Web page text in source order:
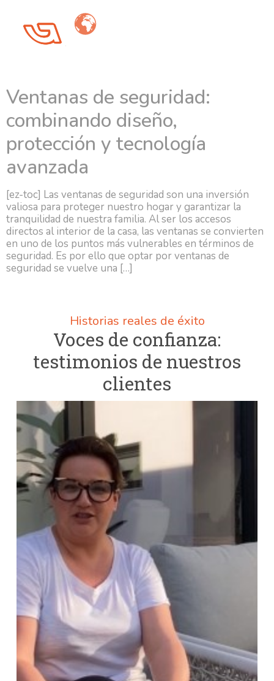
Día:24 de agosto de
Ventanas de seguridad:
combinando diseño,
protección y tecnología
avanzada
[ez-toc] Las ventanas de seguridad son una inversión
valiosa para proteger nuestro hogar y garantizar la
tranquilidad de nuestra familia. Al ser los accesos
directos al interior de la casa, las ventanas se convierten
en uno de los puntos más vulnerables en términos de
seguridad. Es por ello que optar por ventanas de
seguridad se vuelve una […]
Historias reales de éxito
Voces de confianza:
testimonios de nuestros
clientes